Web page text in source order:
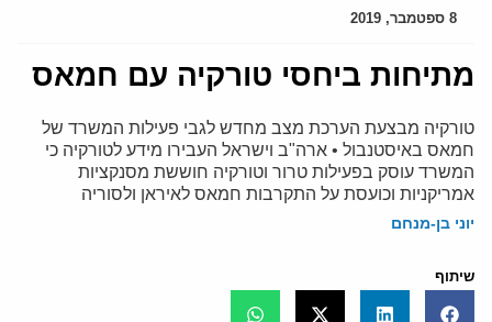
8 ספטמבר, 2019
מתיחות ביחסי טורקיה עם חמאס
טורקיה מבצעת הערכת מצב מחדש לגבי פעילות המשרד של
חמאס באיסטנבול • ארה"ב וישראל העבירו מידע לטורקיה כי
המשרד עוסק בפעילות טרור וטורקיה חוששת מסנקציות
אמריקניות וכועסת על התקרבות חמאס לאיראן ולסוריה
יוני בן-מנחם
שיתוף